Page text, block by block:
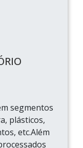
segmentos
plásticos,
etc.Além